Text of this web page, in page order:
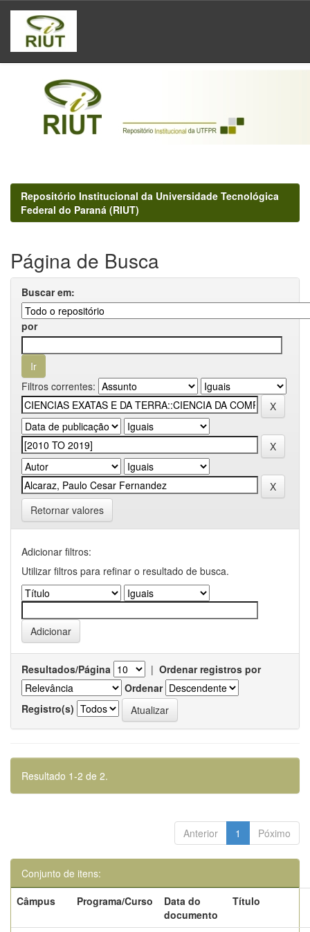
Skip
navigation
Repositório Institucional da Universidade Tecnológica
Federal do Paraná (RIUT)
Página de Busca
Buscar em:
por
Filtros correntes:
Retornar valores
Adicionar filtros:
Utilizar filtros para refinar o resultado de busca.
Resultados/Página | Ordenar registros por
Ordenar
Registro(s)
Resultado 1-2 de 2.
Anterior 1 Póximo
Conjunto de itens:
Câmpus
Programa/Curso
Data do
documento
Título